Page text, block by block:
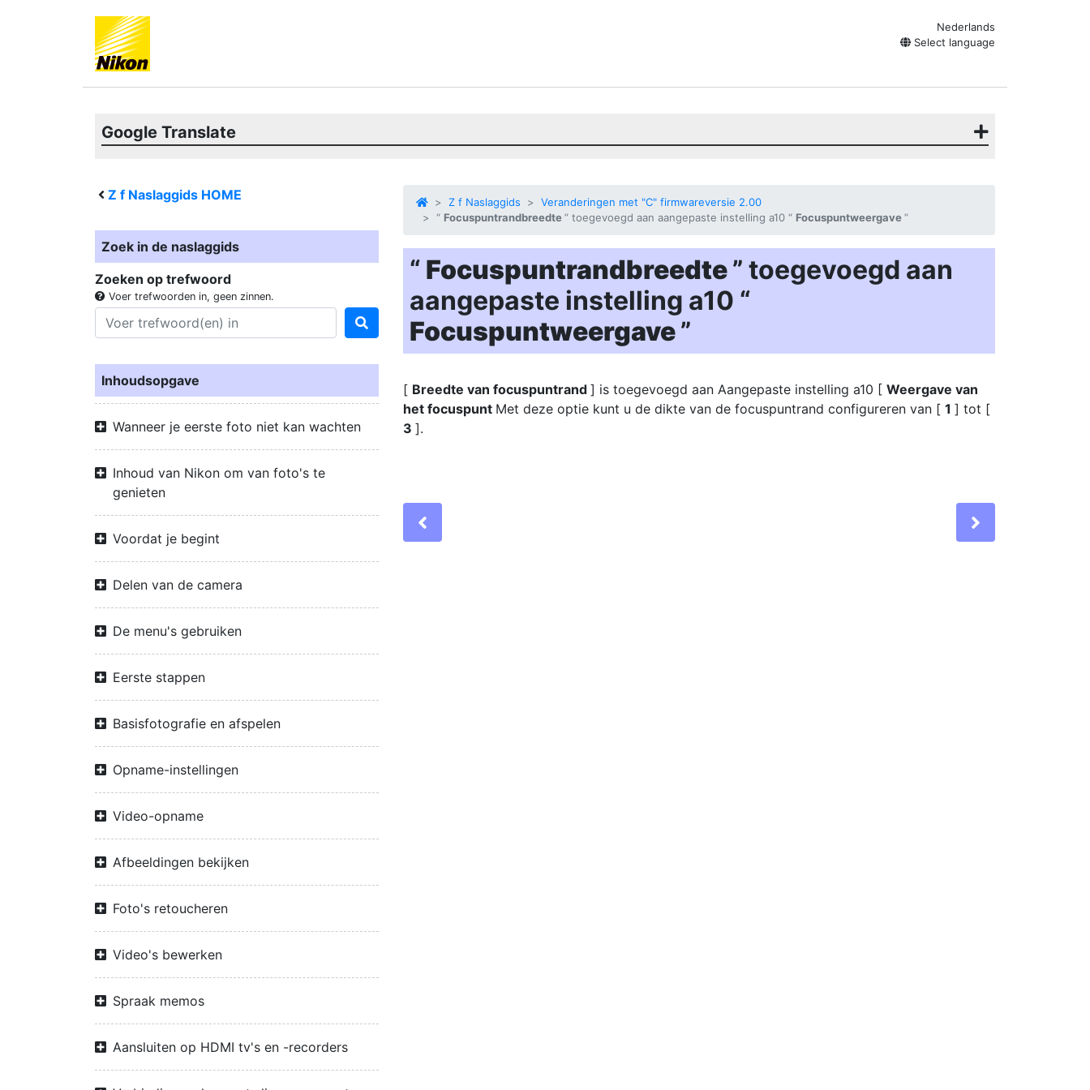
Nederlands
Select language
Google Translate
Z f Naslaggids HOME
Zoek in de naslaggids
Zoeken op trefwoord
Voer trefwoorden in, geen zinnen.
Inhoudsopgave
Wanneer je eerste foto niet kan wachten
Inhoud van Nikon om van foto's te
genieten
Voordat je begint
Delen van de camera
De menu's gebruiken
Eerste stappen
Basisfotografie en afspelen
Opname-instellingen
Video-opname
Afbeeldingen bekijken
Foto's retoucheren
Video's bewerken
Spraak memos
Aansluiten op HDMI tv's en -recorders
Z f Naslaggids
Veranderingen met "C" firmwareversie 2.00
“ Focuspuntrandbreedte” toegevoegd aan aangepaste instelling a10 “ Focuspuntweergave”
“ Focuspuntrandbreedte” toegevoegd aan
aangepaste instelling a10 “
Focuspuntweergave”
[ Breedte van focuspuntrand ] is toegevoegd aan Aangepaste instelling a10 [ Weergave van
het focuspunt Met deze optie kunt u de dikte van de focuspuntrand configureren van [ 1 ] tot [
3 ].